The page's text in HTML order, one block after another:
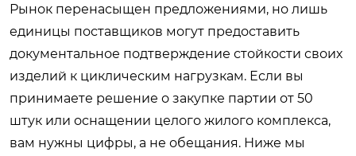
Рынок перенасыщен предложениями, но лишь
единицы поставщиков могут предоставить
документальное подтверждение стойкости своих
изделий к циклическим нагрузкам. Если вы
принимаете решение о закупке партии от 50
штук или оснащении целого жилого комплекса,
вам нужны цифры, а не обещания. Ниже мы